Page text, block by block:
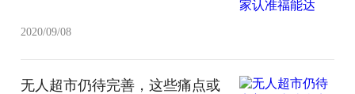
2020/09/08
无人超市仍待完善，这些痛点或